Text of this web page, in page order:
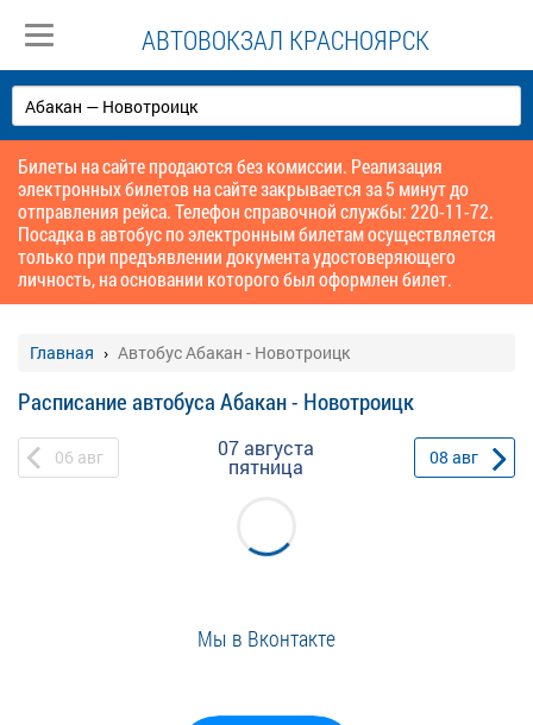
АВТОВОКЗАЛ КРАСНОЯРСК
Билеты на сайте продаются без комиссии. Реализация
электронных билетов на сайте закрывается за 5 минут до
отправления рейса. Телефон справочной службы: 220-11-72.
Посадка в автобус по электронным билетам осуществляется
только при предъявлении документа удостоверяющего
личность, на основании которого был оформлен билет.
Главная Автобус Абакан - Новотроицк
Расписание автобуса Абакан - Новотроицк
06 авг 07 августа
пятница 08 авг
Мы в Вконтакте